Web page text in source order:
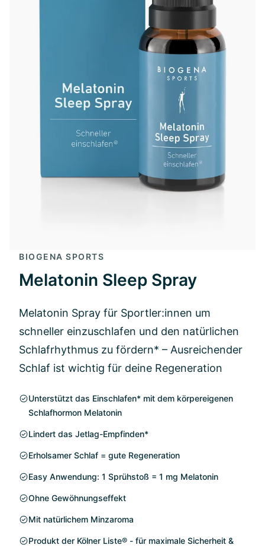
BIOGENA SPORTS
Melatonin Sleep Spray
Melatonin Spray für Sportler:innen um
schneller einzuschlafen und den natürlichen
Schlafrhythmus zu fördern* – Ausreichender
Schlaf ist wichtig für deine Regeneration
Unterstützt das Einschlafen* mit dem körpereigenen
Schlafhormon Melatonin
Lindert das Jetlag-Empfinden*
Erholsamer Schlaf = gute Regeneration
Easy Anwendung: 1 Sprühstoß = 1 mg Melatonin
Ohne Gewöhnungseffekt
Mit natürlichem Minzaroma
Produkt der Kölner Liste® - für maximale Sicherheit &